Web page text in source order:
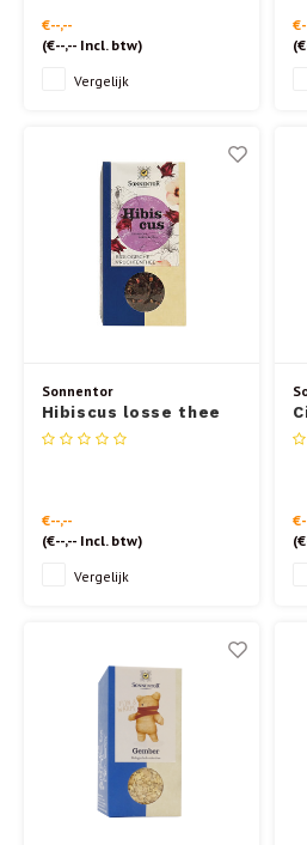
€--,--
(€--,--Incl. btw)
Vergelijk
(
Sonnentor
Hibiscus losse thee
80gr.
€--,--
(€--,--Incl. btw)
Vergelijk
(